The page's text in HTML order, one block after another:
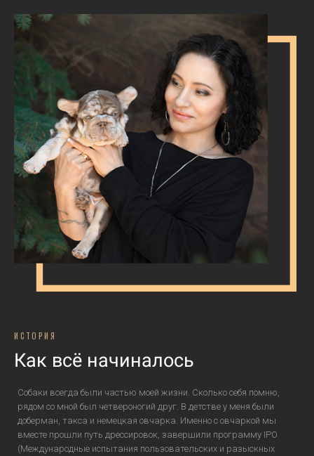
ИСТОРИЯ
Как всё начиналось
Собаки всегда были частью моей жизни. Сколько себя помню,
рядом со мной был четвероногий друг. В детстве у меня были
доберман, такса и немецкая овчарка. Именно с овчаркой мы
вместе прошли путь дрессировок, завершили программу IPO
(Международные испытания пользовательских и разыскных